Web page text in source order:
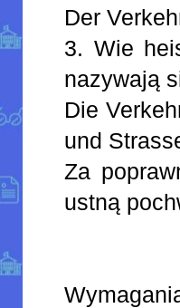
Der
3. Wie
nazywają
Die
und
Za
ustną